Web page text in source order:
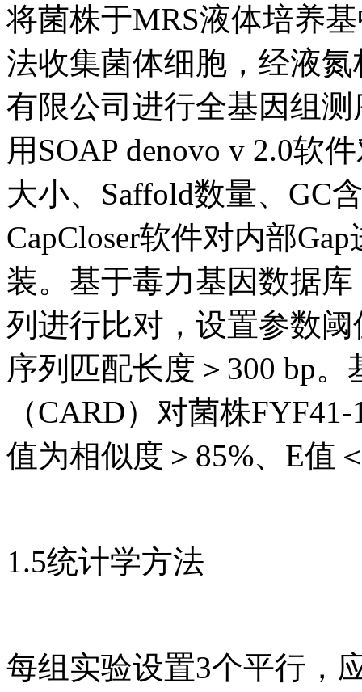
将菌株于MRS液体培养
法收集菌体细胞，经液
有限公司进行全基因组
用SOAP denovo v 2.0软
大小、Saffold数量、GC
CapCloser软件对内部
装。基于毒力基因数据
列进行比对，设置参数阈
序列匹配长度＞300 bp
（CARD）对菌株
值为相似度＞85%、E值
1.5统计学方法
每组实验设置3个平行，